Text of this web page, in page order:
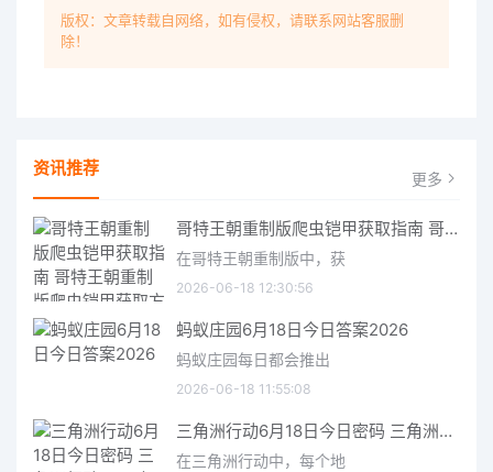
版权：文章转载自网络，如有侵权，请联系网站客服删
除！
资讯推荐 更多
哥特王朝重制版爬虫铠甲获取指南 哥特王朝重制版爬虫铠甲获取方法
在哥特王朝重制版中，获
2026-06-18 12:30:56
蚂蚁庄园6月18日今日答案2026
蚂蚁庄园每日都会推出
2026-06-18 11:55:08
三角洲行动6月18日今日密码 三角洲行动2026年6月18今日摩斯密码分享
在三角洲行动中，每个地